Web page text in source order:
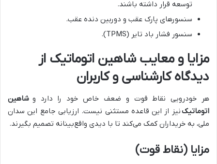
توسعه قرار داشته باشند.
سنسورهای پارک عقب و دوربین دنده عقب.
سنسور فشار باد تایر (TPMS).
مزایا و معایب شاهین اتوماتیک از
دیدگاه کارشناسی و کاربران
هر خودرویی نقاط قوت و ضعف خاص خود را دارد و شاهین
اتوماتیک نیز از این قاعده مستثنی نیست. ارزیابی جامع این سدان
ملی، به خریداران کمک می‌کند تا با دیدی واقع‌بینانه تصمیم بگیرند.
مزایا (نقاط قوت)